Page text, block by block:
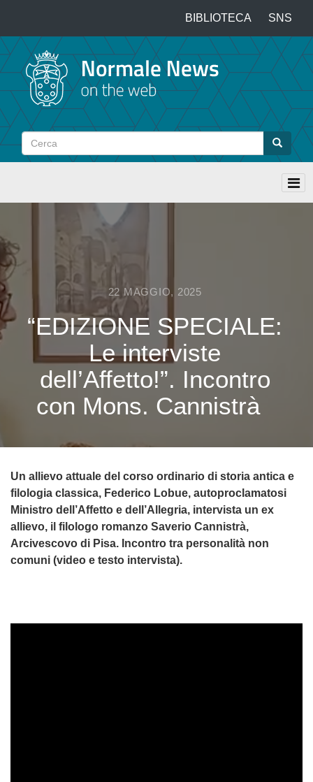
contenuto
principale
Top
menu
BIBLIOTECA SNS
Cerca
22 MAGGIO, 2025
“EDIZIONE SPECIALE:
Le interviste
dell’Affetto!”. Incontro
con Mons. Cannistrà
Un allievo attuale del corso ordinario di storia antica e
filologia classica, Federico Lobue, autoproclamatosi
Ministro dell’Affetto e dell’Allegria, intervista un ex
allievo, il filologo romanzo Saverio Cannistrà,
Arcivescovo di Pisa. Incontro tra personalità non
comuni (video e testo intervista).